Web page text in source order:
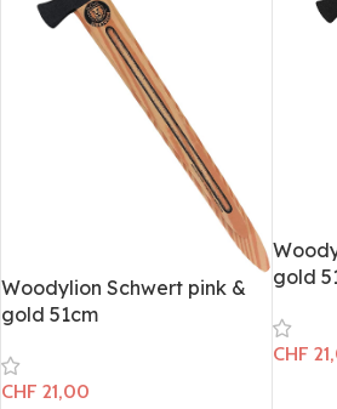
Woodylion Schwert pink &
gold 51cm
CHF 21,00
gold
CHF